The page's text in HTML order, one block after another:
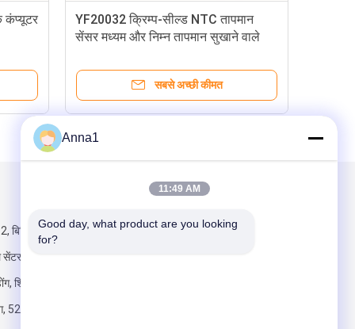
कंप्यूटर
YF20032 क्रिम्प-सील्ड NTC तापमान
सेंसर मध्यम और निम्न तापमान सुखाने वाले
सबसे अच्छी कीमत
बिल्डिंग 5,
डोंगशेंग रोड
शिलांग टाउन
523326 सीएन
Anna1
11:49 AM
Good day, what product are you looking
for?